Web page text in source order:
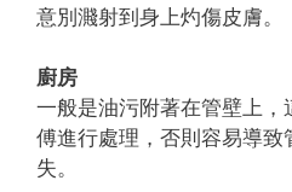
意別濺射到身上灼傷皮膚。
廚房
一般是油污附著在管壁上，
傅進行處理，否則容易導致
失。